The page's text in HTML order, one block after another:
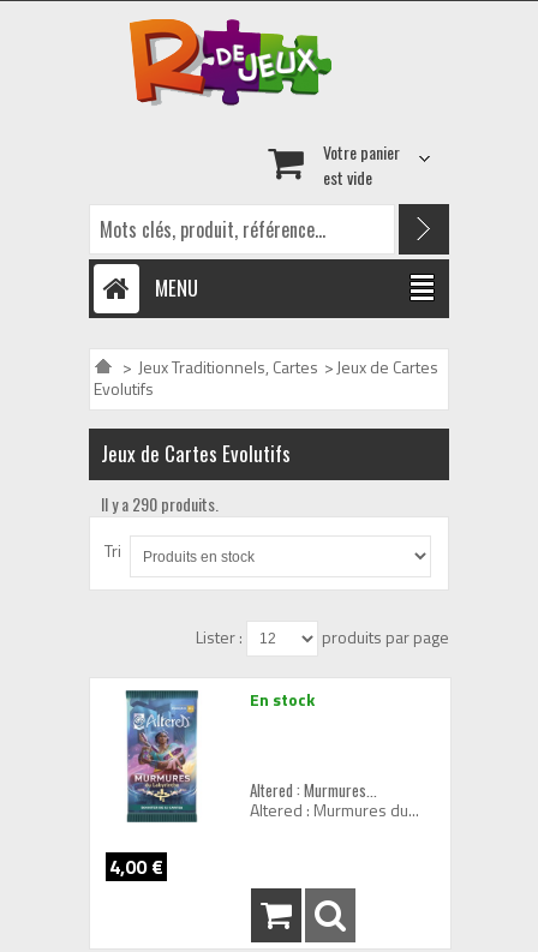
Votre panier
est vide
MENU
> Jeux Traditionnels, Cartes >Jeux de Cartes
Evolutifs
Jeux de Cartes Evolutifs
Il y a 290 produits.
Tri
Lister : produits par page
En stock
Altered : Murmures...
Altered : Murmures du...
4,00 €